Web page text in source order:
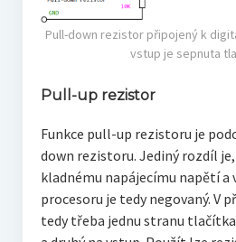
Pull-down rezistor připojený k
vstup je sepnuta
Pull-up rezistor
Funkce pull-up rezistoru je
down rezistoru. Jediný rozdíl
kladnému napájecímu napětí a
procesoru je tedy negovaný. V
tedy třeba jednu stranu